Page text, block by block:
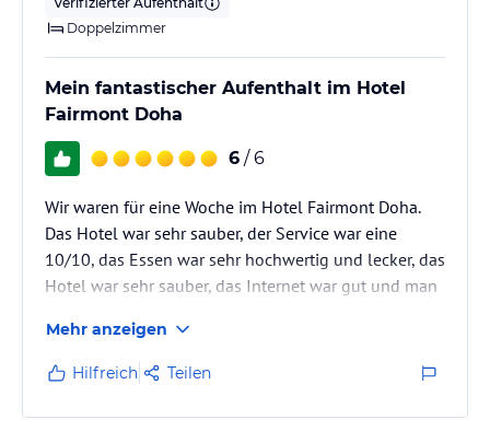
Doppelzimmer
Mein fantastischer Aufenthalt im Hotel
Fairmont Doha
6 / 6
Wir waren für eine Woche im Hotel Fairmont Doha.
Das Hotel war sehr sauber, der Service war eine
10/10, das Essen war sehr hochwertig und lecker, das
Hotel war sehr sauber, das Internet war gut und man
Mehr anzeigen
Hilfreich Teilen